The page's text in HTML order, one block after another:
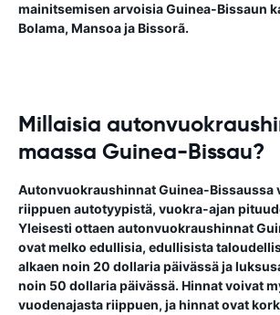
mainitsemisen arvoisia Guinea-Bissaun
Bolama, Mansoa ja Bissorã.
Millaisia
maassa Guinea-Bissau?
Autonvuokraushinnat Guinea-Bissaussa
riippuen autotyypistä, vuokra-ajan
Yleisesti ottaen autonvuokraushinnat
ovat melko edullisia, edullisista
alkaen noin 20 dollaria päivässä ja
noin 50 dollaria päivässä. Hinnat voivat
vuodenajasta riippuen, ja hinnat ovat